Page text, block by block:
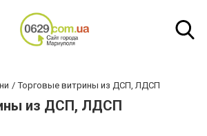
Торговые витрины из ДСП, ЛДСП
из ДСП, ЛДСП